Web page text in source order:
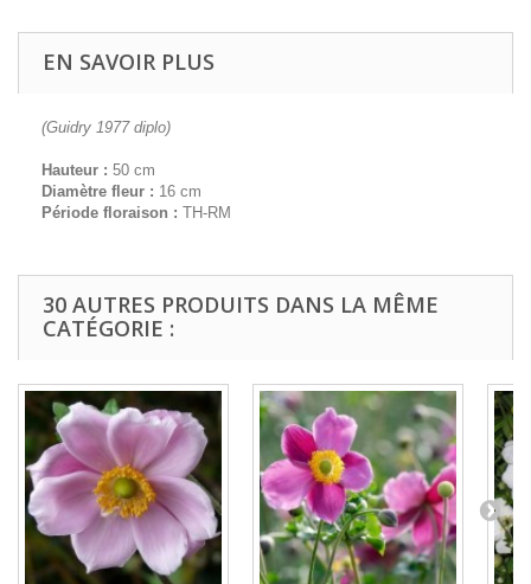
EN SAVOIR PLUS
(Guidry 1977 diplo)
Hauteur : 50 cm
Diamètre fleur : 16 cm
Période floraison : TH-RM
30 AUTRES PRODUITS DANS LA MÊME
CATÉGORIE :